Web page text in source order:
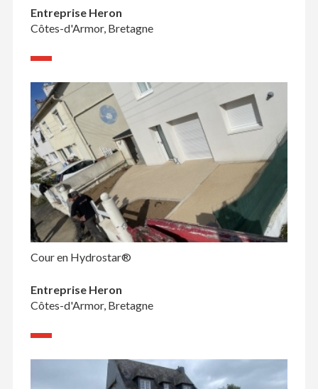
Entreprise Heron
Côtes-d'Armor, Bretagne
Cour en Hydrostar®
Entreprise Heron
Côtes-d'Armor, Bretagne